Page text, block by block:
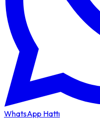
WhatsApp Hattı